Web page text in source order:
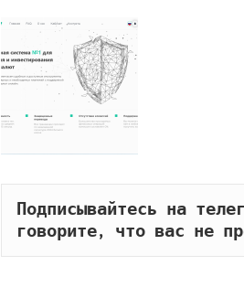
Подписывайтесь на
говорите, что вас не